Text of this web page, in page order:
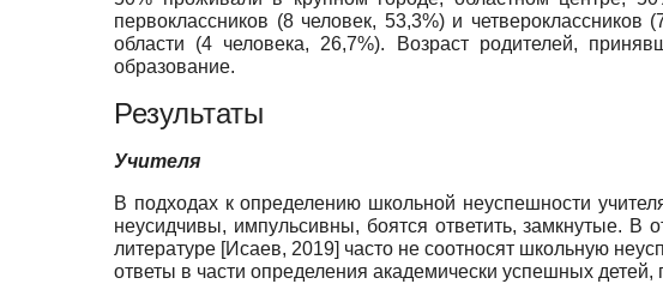
первоклассников (8 человек, 53,3%) и
области (4 человека, 26,7%). Возраст родителей,
образование.
Результаты
Учителя
В подходах к определению школьной неуспешности
неусидчивы, импульсивны, боятся ответить, замкнутые.
литературе [Исаев, 2019] часто не соотносят школьную
ответы в части определения академически успешных